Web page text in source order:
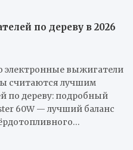
по дереву в 2026
электронные выжигатели
считаются лучшим
по дереву: подробный
60W — лучший баланс